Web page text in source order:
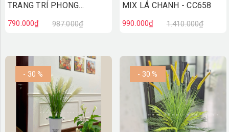
TRANG TRÍ PHONG
790.000₫ 987.000₫
MIX LÁ CHANH - CC658
990.000₫ 1.410.000₫
- 30 % - 30 %